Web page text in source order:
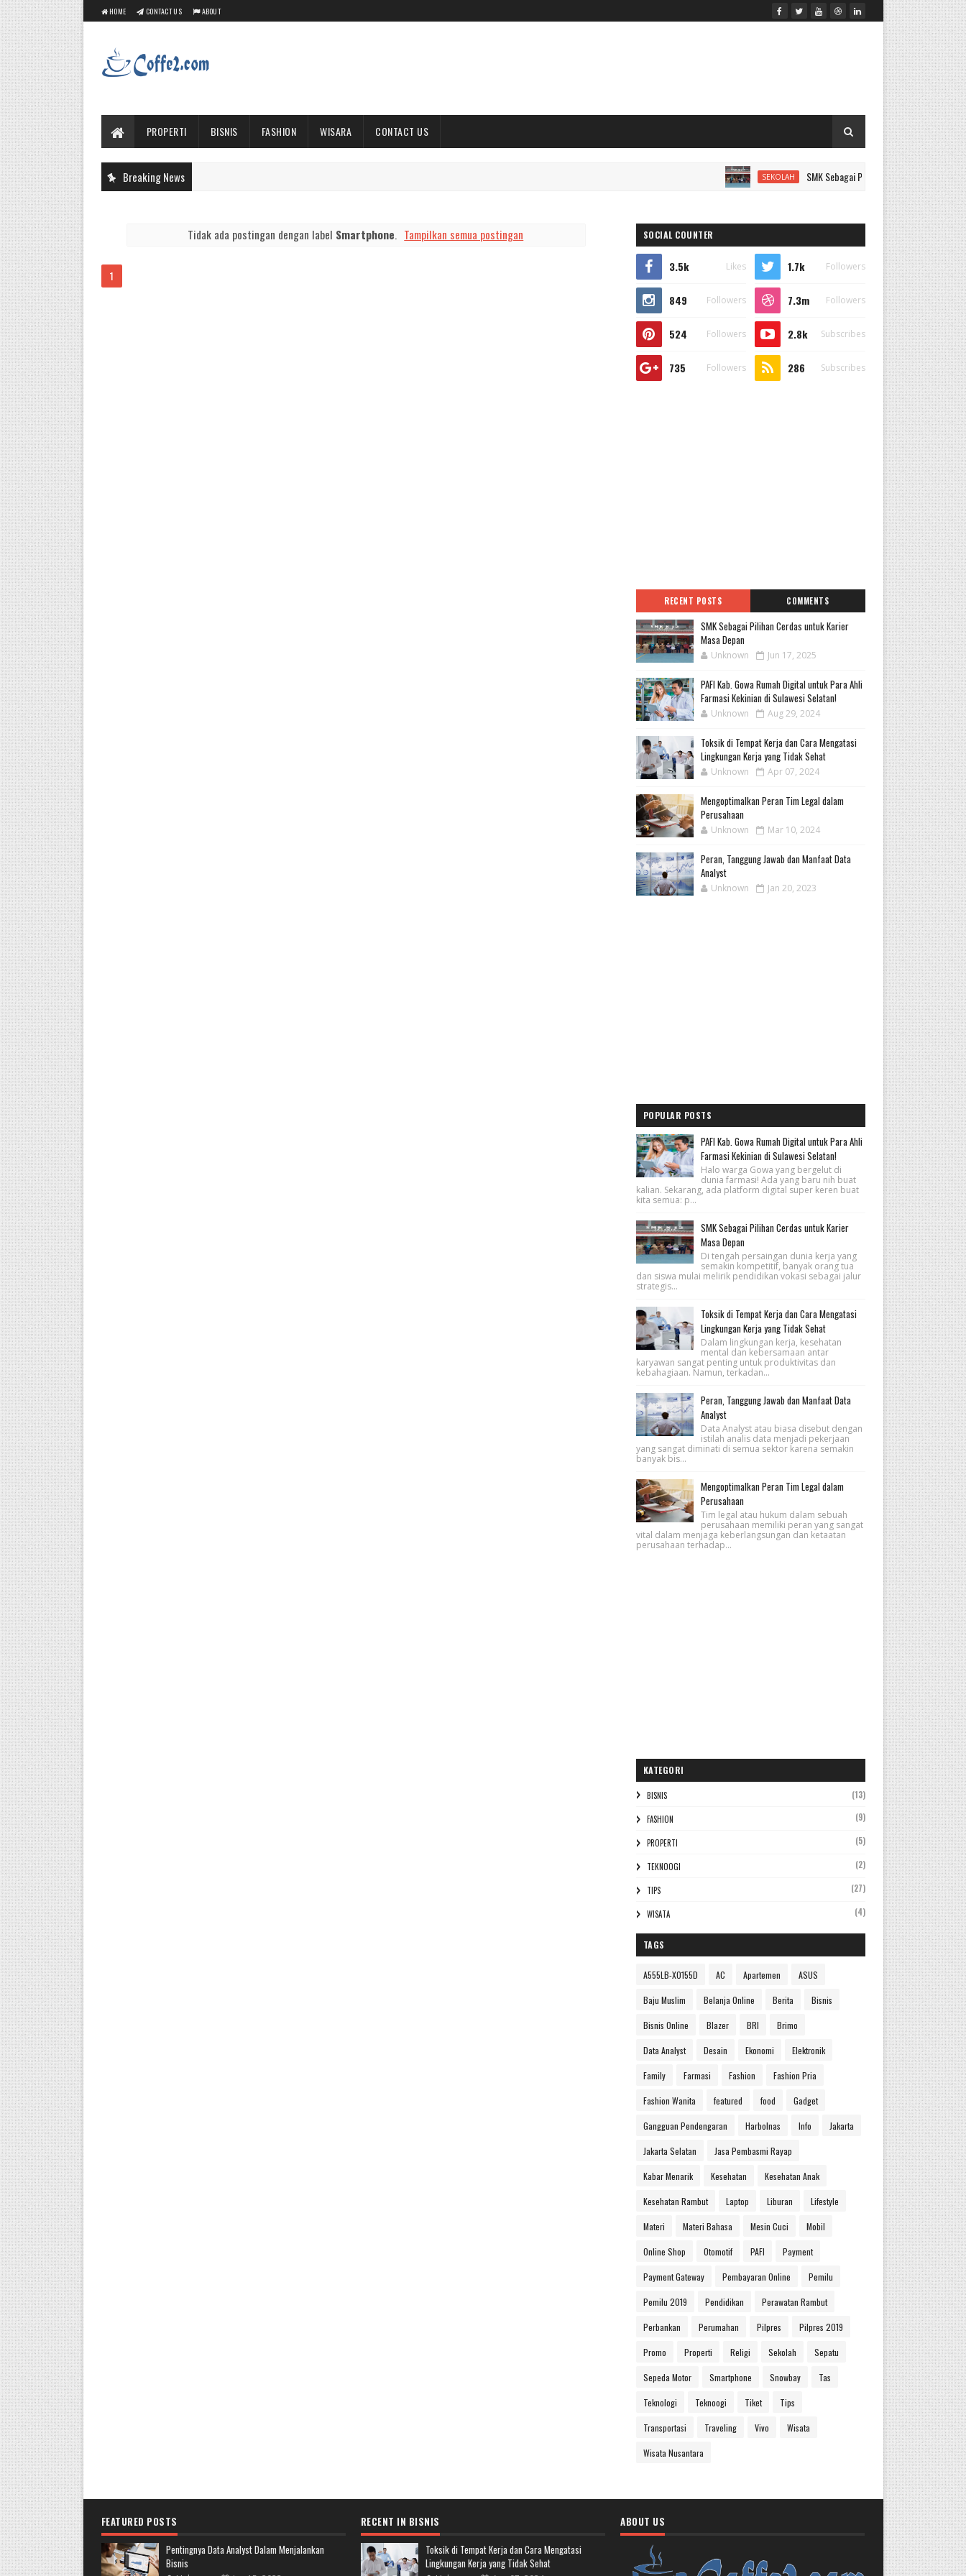
HOME CONTACT US ABOUT
PROPERTI BISNIS FASHION WISARA CONTACT US
Breaking News SEKOLAH SMK Sebagai Pilihan Cerdas untuk Karier Masa
Tidak ada postingan dengan label Smartphone. Tampilkan semua postingan
1
SOCIAL COUNTER
3.5k Likes 1.7k Followers
849 Followers 7.3m Followers
524 Followers 2.8k Subscribes
735 Followers 286 Subscribes
RECENT POSTS COMMENTS
SMK Sebagai Pilihan Cerdas untuk Karier
Masa Depan
Unknown Jun 17, 2025
PAFI Kab. Gowa Rumah Digital untuk Para Ahli
Farmasi Kekinian di Sulawesi Selatan!
Unknown Aug 29, 2024
Toksik di Tempat Kerja dan Cara Mengatasi
Lingkungan Kerja yang Tidak Sehat
Unknown Apr 07, 2024
Mengoptimalkan Peran Tim Legal dalam
Perusahaan
Unknown Mar 10, 2024
Peran, Tanggung Jawab dan Manfaat Data
Analyst
Unknown Jan 20, 2023
POPULAR POSTS
PAFI Kab. Gowa Rumah Digital untuk Para Ahli
Farmasi Kekinian di Sulawesi Selatan!
Halo warga Gowa yang bergelut di
dunia farmasi! Ada yang baru nih buat
kalian. Sekarang, ada platform digital super keren buat
kita semua: p...
SMK Sebagai Pilihan Cerdas untuk Karier
Masa Depan
Di tengah persaingan dunia kerja yang
semakin kompetitif, banyak orang tua
dan siswa mulai melirik pendidikan vokasi sebagai jalur
strategis...
Toksik di Tempat Kerja dan Cara Mengatasi
Lingkungan Kerja yang Tidak Sehat
Dalam lingkungan kerja, kesehatan
mental dan kebersamaan antar
karyawan sangat penting untuk produktivitas dan
kebahagiaan. Namun, terkadan...
Peran, Tanggung Jawab dan Manfaat Data
Analyst
Data Analyst atau biasa disebut dengan
istilah analis data menjadi pekerjaan
yang sangat diminati di semua sektor karena semakin
banyak bis...
Mengoptimalkan Peran Tim Legal dalam
Perusahaan
Tim legal atau hukum dalam sebuah
perusahaan memiliki peran yang sangat
vital dalam menjaga keberlangsungan dan ketaatan
perusahaan terhadap...
KATEGORI
BISNIS (13)
FASHION (9)
PROPERTI (5)
TEKNOOGI (2)
TIPS (27)
WISATA (4)
TAGS
A555LB-XO155D AC Apartemen ASUS
Baju Muslim Belanja Online Berita Bisnis
Bisnis Online Blazer BRI Brimo
Data Analyst Desain Ekonomi Elektronik
Family Farmasi Fashion Fashion Pria
Fashion Wanita featured food Gadget
Gangguan Pendengaran Harbolnas Info Jakarta
Jakarta Selatan Jasa Pembasmi Rayap
Kabar Menarik Kesehatan Kesehatan Anak
Kesehatan Rambut Laptop Liburan Lifestyle
Materi Materi Bahasa Mesin Cuci Mobil
Online Shop Otomotif PAFI Payment
Payment Gateway Pembayaran Online Pemilu
Pemilu 2019 Pendidikan Perawatan Rambut
Perbankan Perumahan Pilpres Pilpres 2019
Promo Properti Religi Sekolah Sepatu
Sepeda Motor Smartphone Snowbay Tas
Teknologi Teknoogi Tiket Tips
Transportasi Traveling Vivo Wisata
Wisata Nusantara
FEATURED POSTS
Pentingnya Data Analyst Dalam Menjalankan
Bisnis
RECENT IN BISNIS
Toksik di Tempat Kerja dan Cara Mengatasi
Lingkungan Kerja yang Tidak Sehat
ABOUT US